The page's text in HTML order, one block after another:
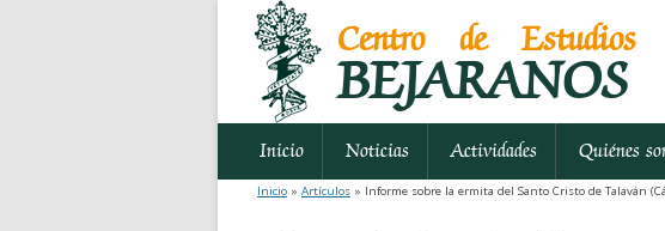
Centro de Estudios
BEJARANOS
Inicio Noticias Actividades Quiénes
Inicio » Artículos » Informe sobre la ermita del Santo Cristo de Talaván